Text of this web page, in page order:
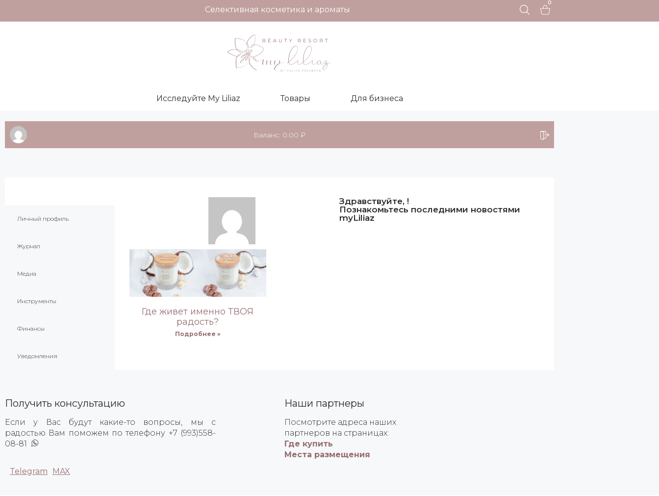
Селективная косметика и ароматы
0
Исследуйте My Liliaz Товары Для бизнеса
Баланс: 0.00 ₽
Личный профиль
Журнал
Медиа
Инструменты
Финансы
Уведомления
Здравствуйте, !
Познакомьтесь последними новостями
myLiliaz
Где живет именно ТВОЯ
радость?
Подробнее »
Получить консультацию
Если у Вас будут какие-то вопросы, мы с
радостью Вам поможем по телефону +7 (993)558-
08-81
Telegram MAX
Наши партнеры
Посмотрите адреса наших
партнеров на страницах:
Где купить
Места размещения